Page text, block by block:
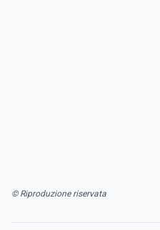
© Riproduzione riservata